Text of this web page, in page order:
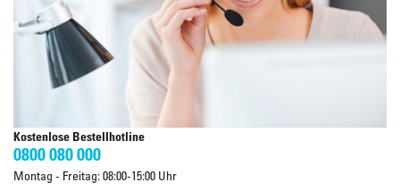
Kostenlose Bestellhotline
0800 080 000
Montag - Freitag: 08:00-15:00 Uhr